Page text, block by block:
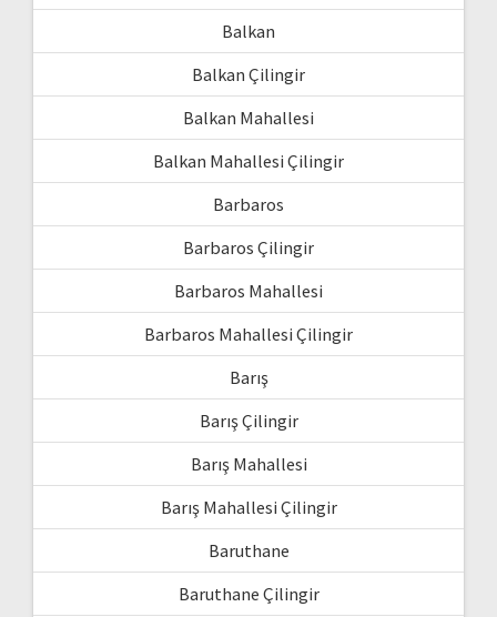
Balkan
Balkan Çilingir
Balkan Mahallesi
Balkan Mahallesi Çilingir
Barbaros
Barbaros Çilingir
Barbaros Mahallesi
Barbaros Mahallesi Çilingir
Barış
Barış Çilingir
Barış Mahallesi
Barış Mahallesi Çilingir
Baruthane
Baruthane Çilingir